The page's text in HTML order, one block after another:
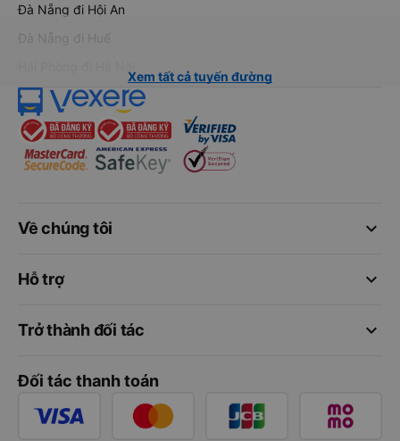
Đà Nẵng đi Hội An
Đà Nẵng đi Huế
Xem tất cả tuyến đường
keyboard_arrow_down
Về chúng tôi
keyboard_arrow_down
Hỗ trợ
keyboard_arrow_down
Trở thành đối tác
Đối tác thanh toán